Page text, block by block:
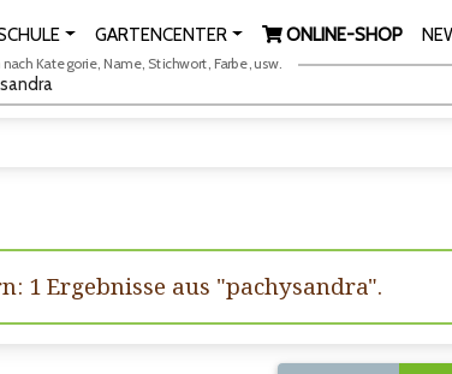
GARTENCENTER ONLINE-SHOP
nach Kategorie, Name, Stichwort, Farbe, usw.
1 Ergebnisse aus "pachysandra".